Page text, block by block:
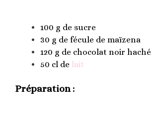
100 g de sucre
30 g de fécule de maïzena
120 g de chocolat noir haché
50 cl de lait
Préparation :